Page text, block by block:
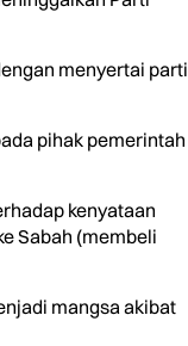
menyertai parti
pihak pemerintah
kenyataan
Sabah (membeli
mangsa akibat